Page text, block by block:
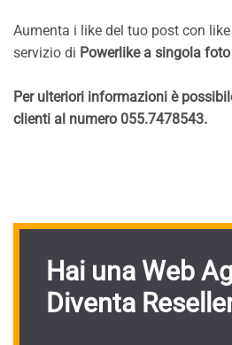
Aumenta i like del tuo post con
servizio di Powerlike a singola
Per ulteriori informazioni è
clienti al numero 055.7478543.
Hai una Web
Diventa